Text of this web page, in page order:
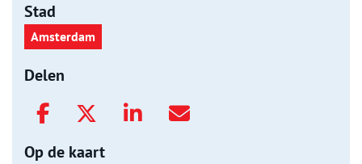
Stad
Amsterdam
Delen
Op de kaart